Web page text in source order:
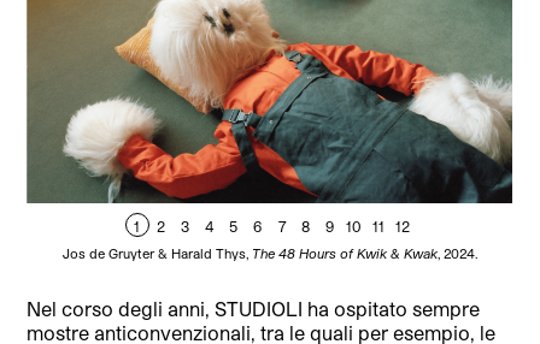
1 2 3 4 5 6 7 8 9 10 11 12
Jos de Gruyter & Harald Thys, The 48 Hours of Kwik & Kwak, 2024.
Nel corso degli anni, STUDIOLI ha ospitato sempre
mostre anticonvenzionali, tra le quali per esempio, le